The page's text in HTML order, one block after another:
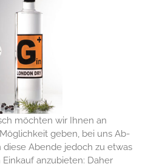
möchten wir Ihnen an
geben, bei uns Ab-
Abende jedoch zu etwas
anzubieten: Daher